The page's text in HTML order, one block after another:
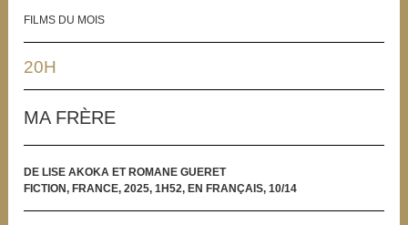
FILMS DU MOIS
20H
MA FRÈRE
DE LISE AKOKA ET ROMANE GUERET
FICTION, FRANCE, 2025, 1H52, EN FRANÇAIS, 10/14